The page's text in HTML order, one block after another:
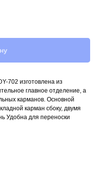
702 изготовлена из
главное отделение, а
карманов. Основной
карман сбоку, двумя
Удобна для переноски